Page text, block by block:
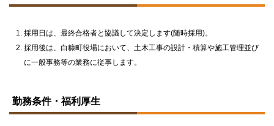
採用日は、最終合格者と協議して決定します(随時採用)。
採用後は、白糠町役場において、土木工事の設計・積算や施工管理並び
に一般事務等の業務に従事します。
ッ
プ
勤務条件・福利厚生